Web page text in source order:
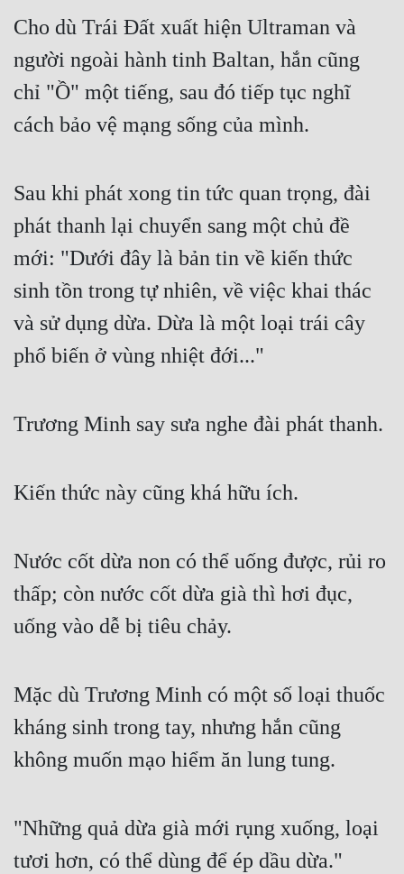
Cho dù Trái Đất xuất hiện Ultraman và
người ngoài hành tinh Baltan, hắn cũng
chỉ "Ồ" một tiếng, sau đó tiếp tục nghĩ
cách bảo vệ mạng sống của mình.
Sau khi phát xong tin tức quan trọng, đài
phát thanh lại chuyển sang một chủ đề
mới: "Dưới đây là bản tin về kiến thức
sinh tồn trong tự nhiên, về việc khai thác
và sử dụng dừa. Dừa là một loại trái cây
phổ biến ở vùng nhiệt đới..."
Trương Minh say sưa nghe đài phát thanh.
Kiến thức này cũng khá hữu ích.
Nước cốt dừa non có thể uống được, rủi ro
thấp; còn nước cốt dừa già thì hơi đục,
uống vào dễ bị tiêu chảy.
Mặc dù Trương Minh có một số loại thuốc
kháng sinh trong tay, nhưng hắn cũng
không muốn mạo hiểm ăn lung tung.
"Những quả dừa già mới rụng xuống, loại
tươi hơn, có thể dùng để ép dầu dừa."